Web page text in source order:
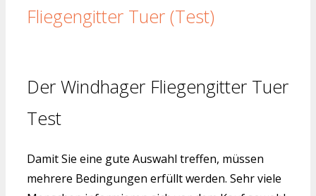
Fliegengitter Tuer (Test)
Der Windhager Fliegengitter Tuer
Test
Damit Sie eine gute Auswahl treffen, müssen
mehrere Bedingungen erfüllt werden. Sehr viele